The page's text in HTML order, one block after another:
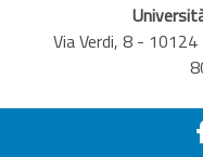
Via Verdi, 8 -